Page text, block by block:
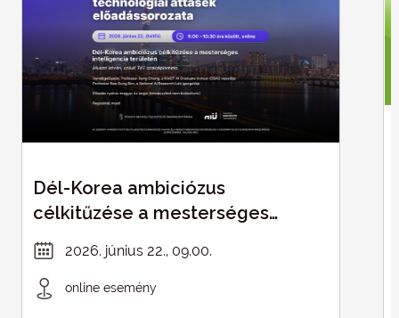
Dél-Korea ambiciózus
célkitűzése a mesterséges
intelligencia területén
2026. június 22., 09.00.
online esemény